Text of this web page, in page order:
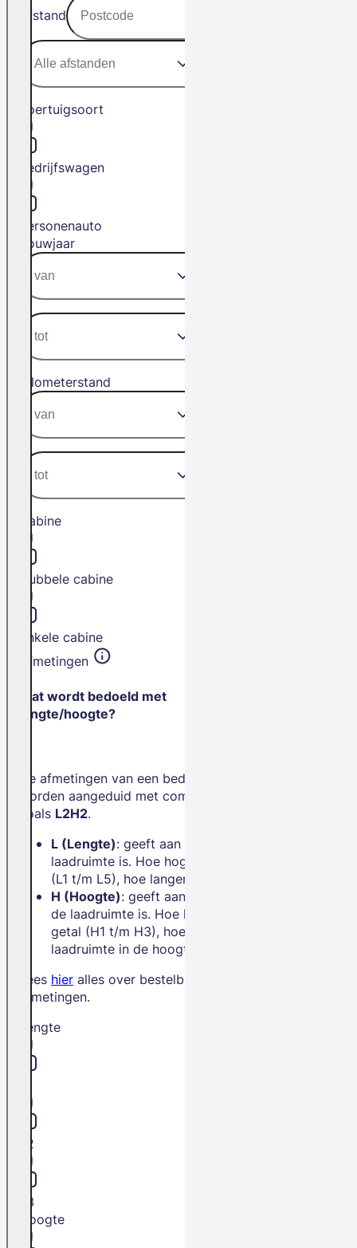
Afstand
Voertuigsoort
Bedrijfswagen
Personenauto
Bouwjaar
Kilometerstand
Cabine
Dubbele cabine
Enkele cabine
Afmetingen
Wat wordt bedoeld met
lengte/hoogte?
De afmetingen van een bedrijfswagen
worden aangeduid met combinaties
zoals L2H2.
L (Lengte): geeft aan hoe lang de
laadruimte is. Hoe hoger het getal
(L1 t/m L5), hoe langer de bus.
H (Hoogte): geeft aan hoe hoog
de laadruimte is. Hoe hoger het
getal (H1 t/m H3), hoe meer
laadruimte in de hoogte.
Lees hier alles over bestelbus
afmetingen.
Lengte
L2
L3
Hoogte